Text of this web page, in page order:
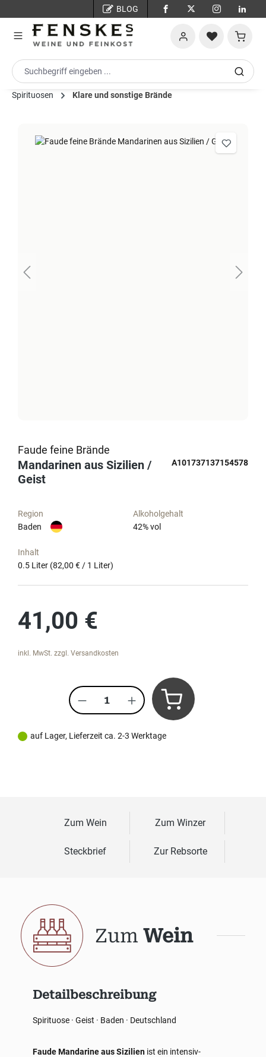
BLOG
Spirituosen Klare und sonstige Brände
Faude feine Brände
Mandarinen aus Sizilien /
Geist
A101737137154578
Region
Baden
Alkoholgehalt
42% vol
Inhalt
0.5 Liter (82,00 € / 1 Liter)
41,00 €
inkl. MwSt. zzgl. Versandkosten
Produkt Anzahl: Gib den
auf Lager, Lieferzeit ca. 2-3 Werktage
Zum Wein Zum Winzer
Steckbrief Zur Rebsorte
Zum Wein
Detailbeschreibung
Spirituose · Geist · Baden · Deutschland
Faude Mandarine aus Sizilien ist ein intensiv-